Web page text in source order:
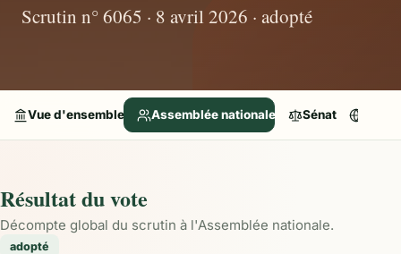
Scrutin n° 6065 · 8 avril 2026 · adopté
Vue d'ensemble Assemblée nationale Sénat
Résultat du vote
Décompte global du scrutin à l'Assemblée nationale.
adopté